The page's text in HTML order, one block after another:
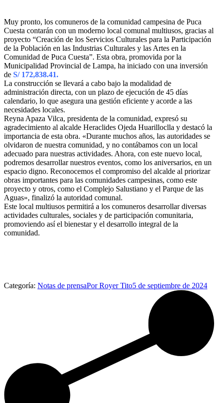
Muy pronto, los comuneros de la comunidad campesina de Puca
Cuesta contarán con un moderno local comunal multiusos, gracias al
proyecto “Creación de los Servicios Culturales para la Participación
de la Población en las Industrias Culturales y las Artes en la
Comunidad de Puca Cuesta”. Esta obra, promovida por la
Municipalidad Provincial de Lampa, ha iniciado con una inversión
de S/ 172,838.41.
La construcción se llevará a cabo bajo la modalidad de
administración directa, con un plazo de ejecución de 45 días
calendario, lo que asegura una gestión eficiente y acorde a las
necesidades locales.
Reyna Apaza Vilca, presidenta de la comunidad, expresó su
agradecimiento al alcalde Heraclides Ojeda Huarilloclla y destacó la
importancia de esta obra. «Durante muchos años, las autoridades se
olvidaron de nuestra comunidad, y no contábamos con un local
adecuado para nuestras actividades. Ahora, con este nuevo local,
podremos desarrollar nuestros eventos, como los aniversarios, en un
espacio digno. Reconocemos el compromiso del alcalde al priorizar
obras importantes para las comunidades campesinas, como este
proyecto y otros, como el Complejo Salustiano y el Parque de las
Aguas», finalizó la autoridad comunal.
Este local multiusos permitirá a los comuneros desarrollar diversas
actividades culturales, sociales y de participación comunitaria,
promoviendo así el bienestar y el desarrollo integral de la
comunidad.
Categoría: Notas de prensaPorRoyer Tito5 de septiembre de 2024